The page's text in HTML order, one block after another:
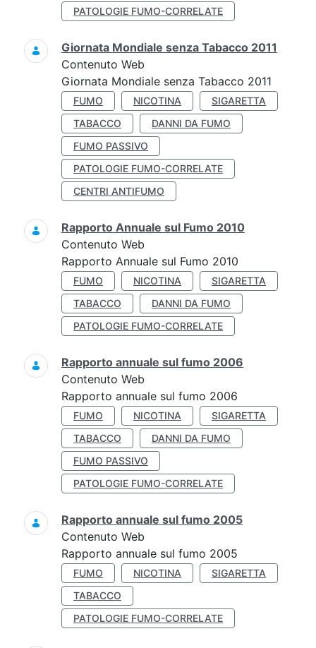
PATOLOGIE FUMO-CORRELATE
Giornata Mondiale senza Tabacco 2011
Contenuto Web
Giornata Mondiale senza Tabacco 2011
FUMO NICOTINA
SIGARETTA
TABACCO
DANNI DA FUMO
FUMO PASSIVO
PATOLOGIE FUMO-CORRELATE
CENTRI ANTIFUMO
Rapporto Annuale sul Fumo 2010
Contenuto Web
Rapporto Annuale sul Fumo 2010
FUMO NICOTINA
SIGARETTA
TABACCO
DANNI DA FUMO
PATOLOGIE FUMO-CORRELATE
Rapporto annuale sul fumo 2006
Contenuto Web
Rapporto annuale sul fumo 2006
FUMO NICOTINA
SIGARETTA
TABACCO
DANNI DA FUMO
FUMO PASSIVO
PATOLOGIE FUMO-CORRELATE
Rapporto annuale sul fumo 2005
Contenuto Web
Rapporto annuale sul fumo 2005
FUMO NICOTINA
SIGARETTA
TABACCO
PATOLOGIE FUMO-CORRELATE